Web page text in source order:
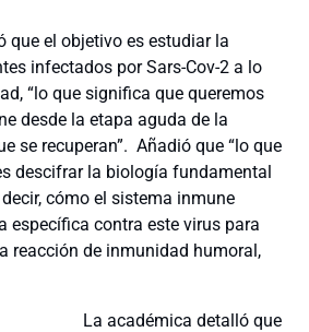
que el objetivo es estudiar la
infectados por Sars-Cov-2 a lo
“lo que significa que queremos
desde la etapa aguda de la
se recuperan”. Añadió que “lo que
descifrar la biología fundamental
cómo el sistema inmune
específica contra este virus para
reacción de inmunidad humoral,
La académica detalló que